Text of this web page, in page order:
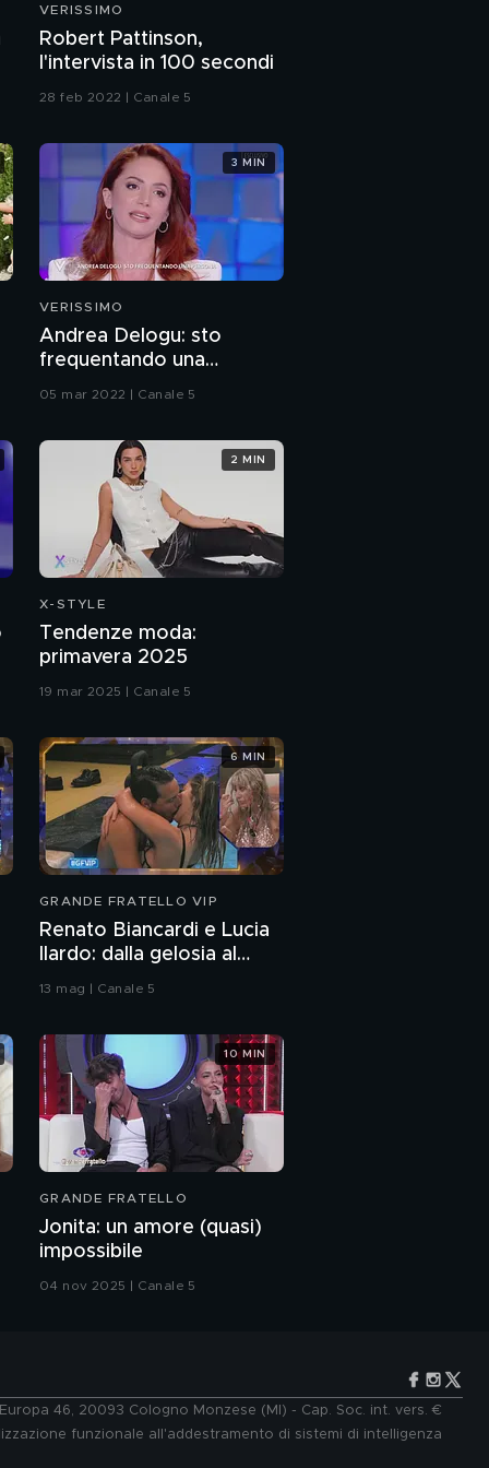
con il mio show"
Iva Zanicchi: l'intervista
Iva Zanicchi canta
"Voglio Amarti"
Iva Zanicchi: il mio
Sanremo 2022
critiche a Sanremo
2022
Iva Zanicchi: da
Milva
Il messaggio di Romina
Power per Iva Zanicchi
Virginia
Virginia, la nipote di Iva
Zanicchi
Iva Zanicchi e il brano
scritto con Virginia
modo mio", 1977
Drusilla Foer racconta
VERISSIMO
Robert Pattinson,
l'intervista in 100 secondi
28 feb 2022 | Canale 5
VERISSIMO
Andrea Delogu: sto
frequentando una
05 mar 2022 | Canale 5
3 MIN
X-STYLE
Tendenze moda:
primavera 2025
19 mar 2025 | Canale 5
2 MIN
GRANDE FRATELLO VIP
Renato Biancardi e Lucia
Ilardo: dalla gelosia al
13 mag | Canale 5
6 MIN
GRANDE FRATELLO
Jonita: un amore (quasi)
impossibile
04 nov 2025 | Canale 5
10 MIN
46, 20093 Cologno Monzese (MI) - Cap. Soc. int. vers. €
funzionale all'addestramento di sistemi di intelligenza